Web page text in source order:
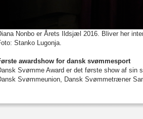
Nonbo er Årets Ildsjæl 2016. Bliver her
Stanko Lugonja.
awardshow for dansk svømmesport
Svømme Award er det første show af sin
Svømmeunion, Dansk Svømmetræner